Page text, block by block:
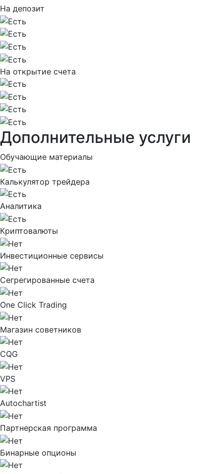
На депозит
На открытие счета
Дополнительные услуги
Обучающие материалы
Калькулятор трейдера
Аналитика
Криптовалюты
Инвестиционные сервисы
Сегрегированные счета
One Click Trading
Магазин советников
CQG
VPS
Autochartist
Партнерская программа
Бинарные опционы